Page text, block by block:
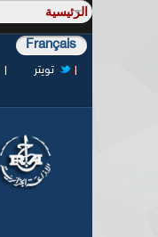
Français
تويتر